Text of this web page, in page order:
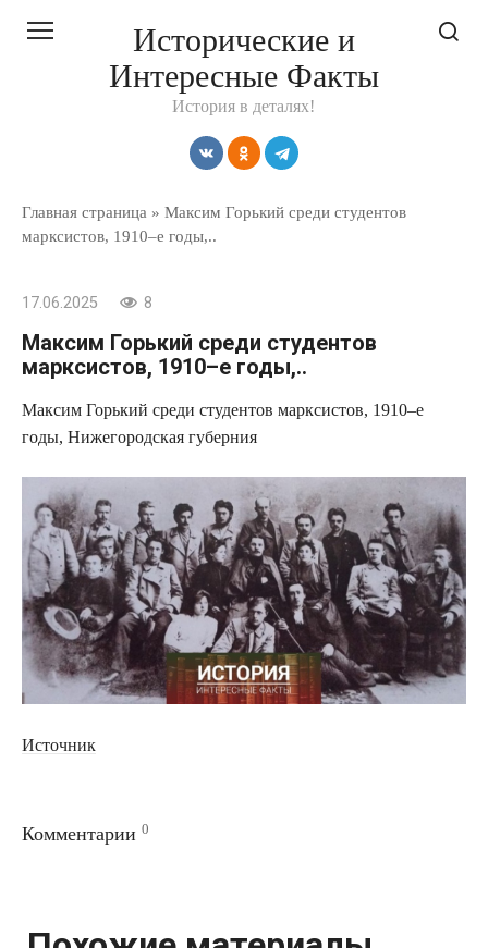
Исторические и
Интересные Факты
История в деталях!
Главная страница » Максим Горький среди студентов
марксистов, 1910–е годы,..
17.06.2025 8
Максим Горький среди студентов
марксистов, 1910–е годы,..
Максим Горький среди студентов марксистов, 1910–е
годы, Нижегородская губерния
Источник
Комментарии 0